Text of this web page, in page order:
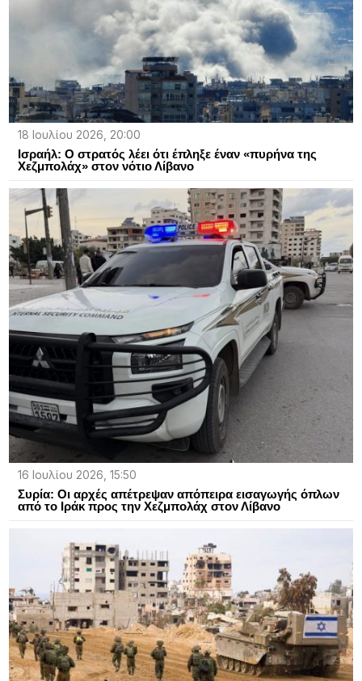
18 Ιουλίου 2026, 20:00
Ισραήλ: Ο στρατός λέει ότι έπληξε έναν «πυρήνα της
Χεζμπολάχ» στον νότιο Λίβανο
16 Ιουλίου 2026, 15:50
Συρία: Οι αρχές απέτρεψαν απόπειρα εισαγωγής όπλων
από το Ιράκ προς την Χεζμπολάχ στον Λίβανο